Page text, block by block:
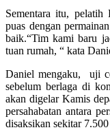
Sementara itu, pelatih
puas dengan
baik.“Tim kami baru
tuan rumah, “ kata
Daniel mengaku, uji
sebelum berlaga di
akan digelar Kamis
persahabatan antara
disaksikan sekitar